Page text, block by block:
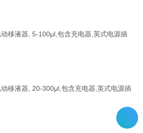
移液器, 5-100μl,包含充电器,英式电源插
移液器, 20-300μl,包含充电器,英式电源插